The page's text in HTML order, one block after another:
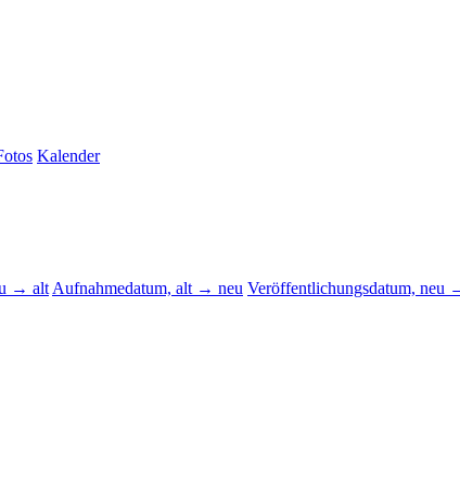
Kalender
→ alt Aufnahmedatum, alt → neu Veröffentlichungsdatum, neu